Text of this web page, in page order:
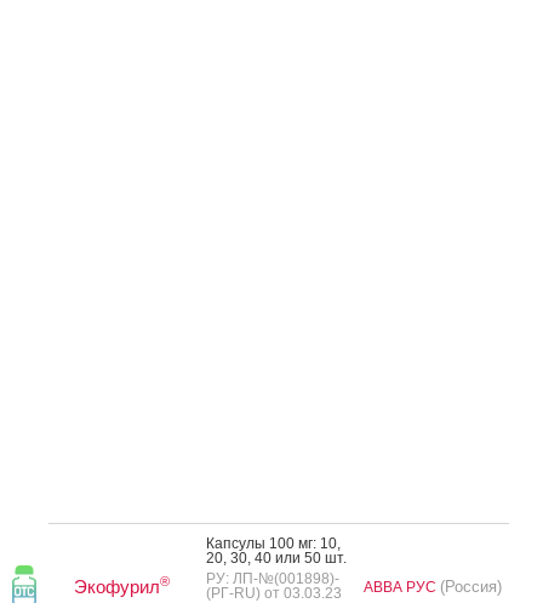
Экофурил®
Кап­су­лы 100 мг: 10,
20, 30, 40 или 50 шт.
РУ: ЛП-№(001898)-
(РГ-RU) от 03.03.23
АВВА РУС (Россия)